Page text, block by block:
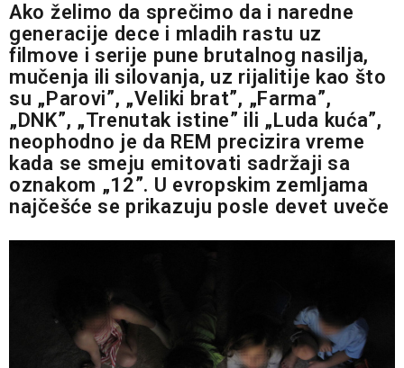
Ako želimo da sprečimo da i naredne
generacije dece i mladih rastu uz
filmove i serije pune brutalnog nasilja,
mučenja ili silovanja, uz rijalitije kao što
su „Parovi”, „Veliki brat”, „Farma”,
„DNK”, „Trenutak istine” ili „Luda kuća”,
neophodno je da REM precizira vreme
kada se smeju emitovati sadržaji sa
oznakom „12”. U evropskim zemljama
najčešće se prikazuju posle devet uveče